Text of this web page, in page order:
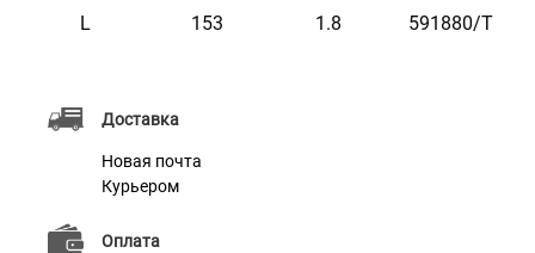
Доставка
Новая почта
Курьером
Оплата
Характеристики
Материал
Цвет
L 153 1.8 591880/Т